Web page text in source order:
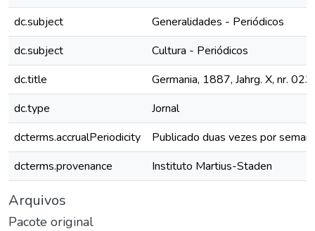
dc.subject
Generalidades - Periódicos
dc.subject
Cultura - Periódicos
dc.title
Germania, 1887, Jahrg. X, nr. 023
dc.type
Jornal
dcterms.accrualPeriodicity
Publicado duas vezes por
dcterms.provenance
Instituto Martius-Staden
Arquivos
Pacote original